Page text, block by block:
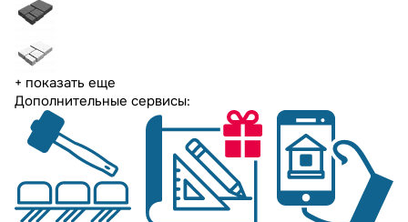
+ показать еще
Дополнительные сервисы: